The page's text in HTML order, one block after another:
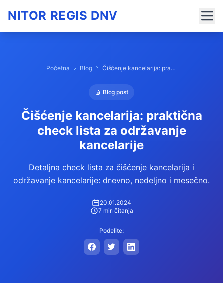
NITOR REGIS DNV
Početna Blog Čišćenje kancelarija: praktična check lista za održavanje kancelarije
Blog post
Čišćenje kancelarija: praktična
check lista za održavanje
kancelarije
Detaljna check lista za čišćenje kancelarija i
održavanje kancelarije: dnevno, nedeljno i mesečno.
20.01.2024
7 min čitanja
Podelite: